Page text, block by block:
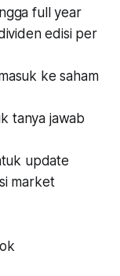
full year
edisi per
ke saham
tanya jawab
update
market